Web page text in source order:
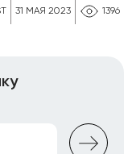
31 МАЯ 2023 1396